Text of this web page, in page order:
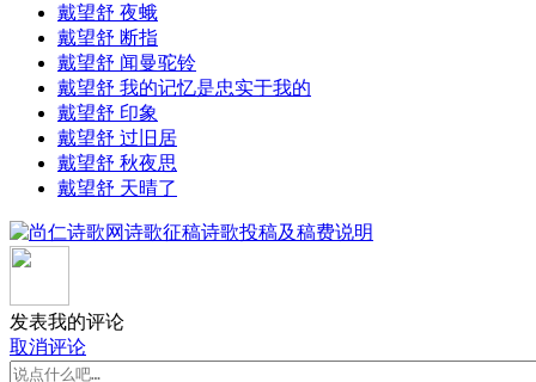
戴望舒 夜蛾
戴望舒 断指
戴望舒 闻曼驼铃
戴望舒 我的记忆是忠实于我的
戴望舒 印象
戴望舒 过旧居
戴望舒 秋夜思
戴望舒 天晴了
发表我的评论
取消评论